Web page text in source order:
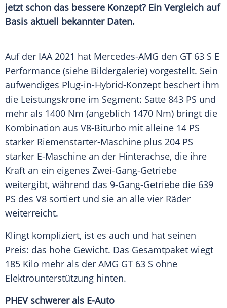
jetzt schon das bessere Konzept? Ein Vergleich auf
Basis aktuell bekannter Daten.
Auf der IAA2021 hat Mercedes-AMG den GT 63 S E
Performance (siehe Bildergalerie) vorgestellt. Sein
aufwendiges Plug-in-Hybrid-Konzept beschert ihm
die Leistungskrone im Segment: Satte 843 PS und
mehr als 1400 Nm (angeblich 1470 Nm) bringt die
Kombination aus V8-Biturbo mit alleine 14 PS
starker Riemenstarter-Maschine plus 204 PS
starker E-Maschine an der Hinterachse, die ihre
Kraft an ein eigenes Zwei-Gang-Getriebe
weitergibt, während das 9-Gang-Getriebe die 639
PS des V8 sortiert und sie an alle vier Räder
weiterreicht.
Klingt kompliziert, ist es auch und hat seinen
Preis: das hohe Gewicht. Das Gesamtpaket wiegt
185 Kilo mehr als der AMG GT 63 S ohne
Elektrounterstützung hinten.
PHEV schwerer als E-Auto